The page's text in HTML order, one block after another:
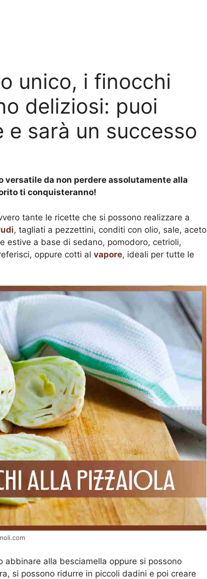
unico, i finocchi
deliziosi: puoi
sarà un successo
da non perdere assolutamente alla
ti conquisteranno!
tante le ricette che si possono realizzare a
, tagliati a pezzettini, conditi con olio, sale, aceto
estive a base di sedano, pomodoro, cetrioli,
oppure cotti al vapore, ideali per tutte le
abbinare alla besciamella oppure si possono
si possono ridurre in piccoli dadini e poi creare